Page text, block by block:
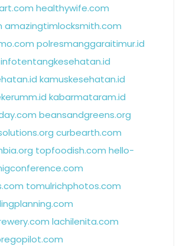
healthywife.com
amazingtimlocksmith.com
polresmanggaraitimur.id
infotentangkesehatan.id
kamuskesehatan.id
kabarmataram.id
beansandgreens.org
curbearth.com
topfoodish.com hello-
tomulrichphotos.com
lachilenita.com